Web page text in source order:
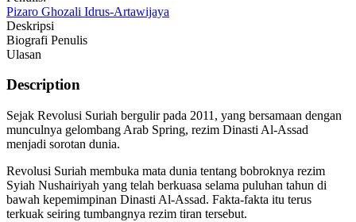
Pizaro Ghozali Idrus-Artawijaya
Deskripsi
Biografi Penulis
Ulasan
Description
Sejak Revolusi Suriah bergulir pada 2011, yang bersamaan dengan
munculnya gelombang Arab Spring, rezim Dinasti Al-Assad
menjadi sorotan dunia.
Revolusi Suriah membuka mata dunia tentang bobroknya rezim
Syiah Nushairiyah yang telah berkuasa selama puluhan tahun di
bawah kepemimpinan Dinasti Al-Assad. Fakta-fakta itu terus
terkuak seiring tumbangnya rezim tiran tersebut.